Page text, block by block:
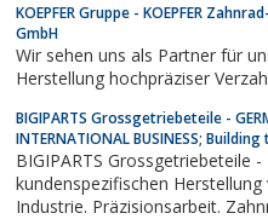
KOEPFER Gruppe - KOEPFER
GmbH
Wir sehen uns als Partner für
Herstellung hochpräziser
BIGIPARTS Grossgetriebeteile -
INTERNATIONAL BUSINESS;
BIGIPARTS Grossgetriebeteile
kundenspezifischen
Industrie. Präzisionsarbeit. Zahnräder,